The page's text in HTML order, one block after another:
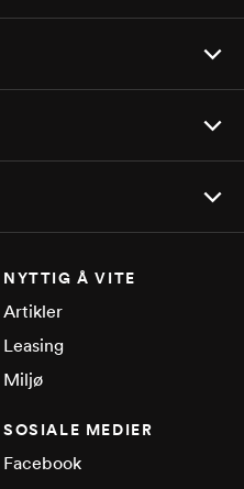
NYTTIG Å VITE
Artikler
Leasing
Miljø
SOSIALE MEDIER
Facebook